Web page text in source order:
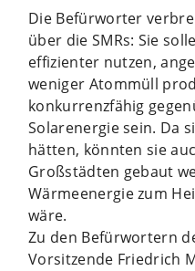
Die Befürworter
über die SMRs: Sie
effizienter nutzen,
weniger Atommüll
konkurrenzfähig
Solarenergie sein. Da
hätten, könnten sie
Großstädten gebaut
Wärmeenergie zum
wäre.
Zu den Befürwortern
Vorsitzende Friedrich